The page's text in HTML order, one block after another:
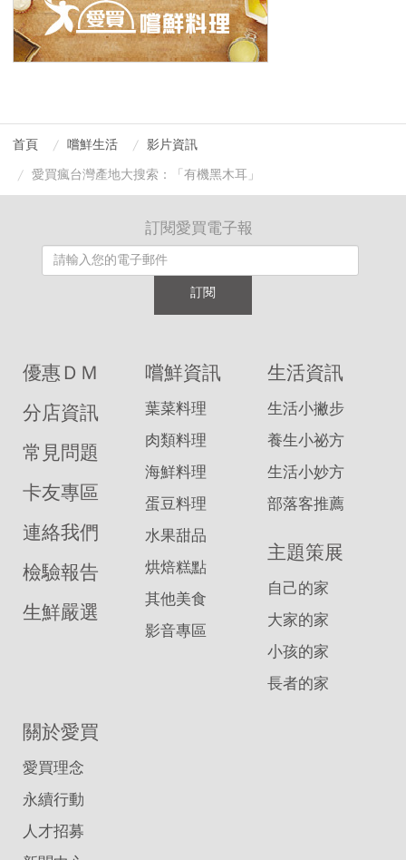
首頁 嚐鮮生活
影片資訊
愛買瘋台灣產地大搜索：「有機黑木耳」
訂閱愛買電子報
訂閱
優惠ＤＭ
分店資訊
常見問題
卡友專區
連絡我們
檢驗報告
生鮮嚴選
嚐鮮資訊
葉菜料理
肉類料理
海鮮料理
蛋豆料理
水果甜品
烘焙糕點
其他美食
影音專區
生活資訊
生活小撇步
養生小祕方
生活小妙方
部落客推薦
主題策展
自己的家
大家的家
小孩的家
長者的家
關於愛買
愛買理念
永續行動
人才招募